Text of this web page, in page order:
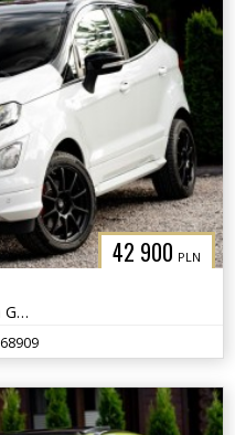
42 900 PLN
1.0 125KM ST-Line LED Alcantara Grz. Fot Kier Navi Kamera Tempomat
68909